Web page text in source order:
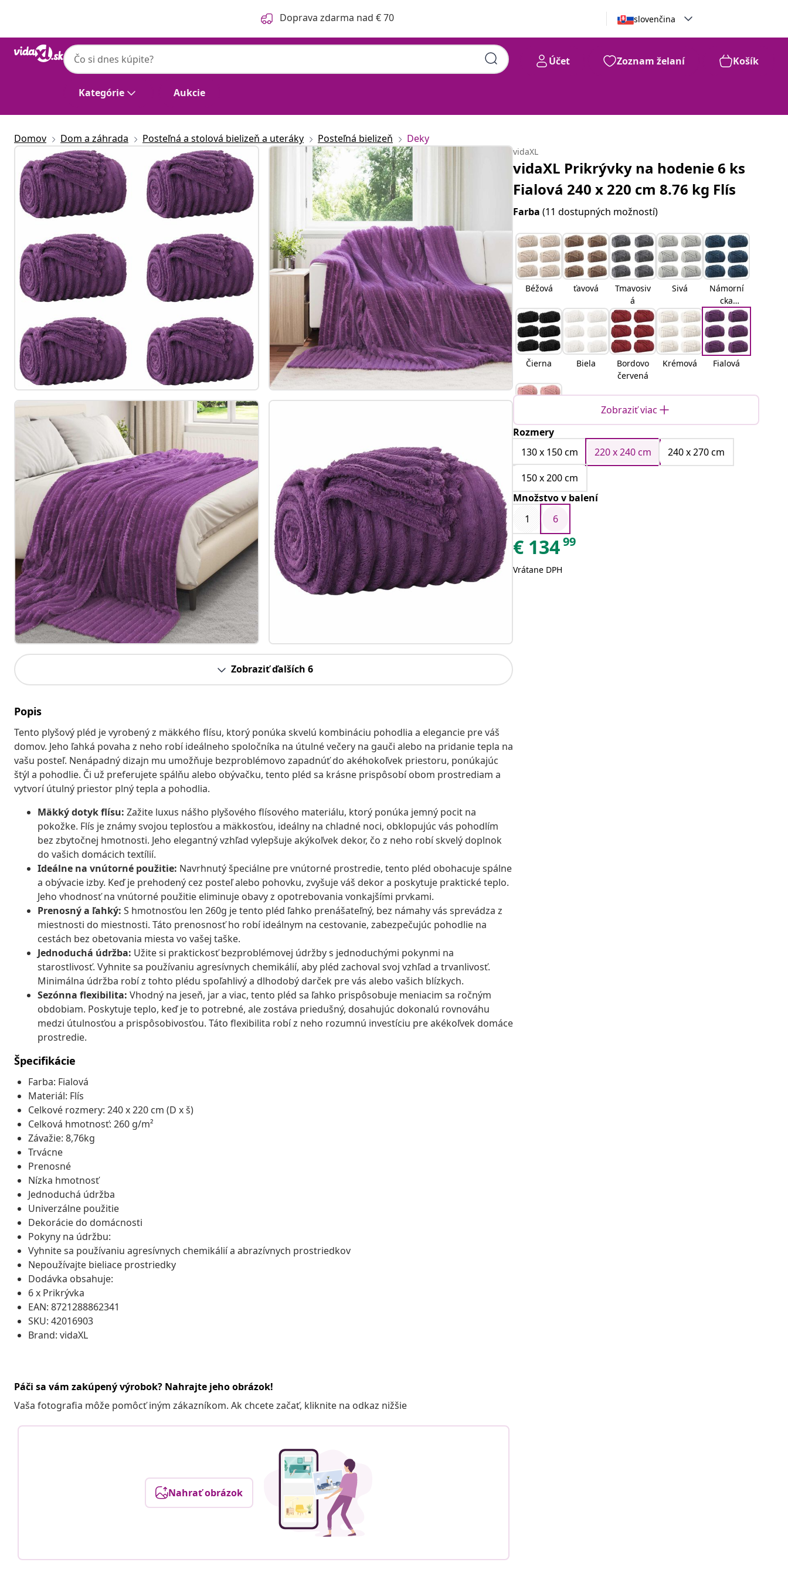
Doprava zdarma nad € 70 slovenčina
Kategórie Aukcie
Účet Zoznam želaní Košík
Domov Dom a záhrada Posteľná a stolová bielizeň a uteráky Posteľná bielizeň Deky
Zobraziť ďalších 6
Popis
Tento plyšový pléd je vyrobený z mäkkého flísu, ktorý ponúka skvelú kombináciu pohodlia a elegancie pre váš
domov. Jeho ľahká povaha z neho robí ideálneho spoločníka na útulné večery na gauči alebo na pridanie tepla na
vašu posteľ. Nenápadný dizajn mu umožňuje bezproblémovo zapadnúť do akéhokoľvek priestoru, ponúkajúc
štýl a pohodlie. Či už preferujete spálňu alebo obývačku, tento pléd sa krásne prispôsobí obom prostrediam a
vytvorí útulný priestor plný tepla a pohodlia.
Mäkký dotyk flísu: Zažite luxus nášho plyšového flísového materiálu, ktorý ponúka jemný pocit na
pokožke. Flís je známy svojou teplosťou a mäkkosťou, ideálny na chladné noci, obklopujúc vás pohodlím
bez zbytočnej hmotnosti. Jeho elegantný vzhľad vylepšuje akýkoľvek dekor, čo z neho robí skvelý doplnok
do vašich domácich textílií.
Ideálne na vnútorné použitie: Navrhnutý špeciálne pre vnútorné prostredie, tento pléd obohacuje spálne
a obývacie izby. Keď je prehodený cez posteľ alebo pohovku, zvyšuje váš dekor a poskytuje praktické teplo.
Jeho vhodnosť na vnútorné použitie eliminuje obavy z opotrebovania vonkajšími prvkami.
Prenosný a ľahký: S hmotnosťou len 260g je tento pléd ľahko prenášateľný, bez námahy vás sprevádza z
miestnosti do miestnosti. Táto prenosnosť ho robí ideálnym na cestovanie, zabezpečujúc pohodlie na
cestách bez obetovania miesta vo vašej taške.
Jednoduchá údržba: Užite si praktickosť bezproblémovej údržby s jednoduchými pokynmi na
starostlivosť. Vyhnite sa používaniu agresívnych chemikálií, aby pléd zachoval svoj vzhľad a trvanlivosť.
Minimálna údržba robí z tohto plédu spoľahlivý a dlhodobý darček pre vás alebo vašich blízkych.
Sezónna flexibilita: Vhodný na jeseň, jar a viac, tento pléd sa ľahko prispôsobuje meniacim sa ročným
obdobiam. Poskytuje teplo, keď je to potrebné, ale zostáva priedušný, dosahujúc dokonalú rovnováhu
medzi útulnosťou a prispôsobivosťou. Táto flexibilita robí z neho rozumnú investíciu pre akékoľvek domáce
prostredie.
Špecifikácie
Farba: Fialová
Materiál: Flís
Celkové rozmery: 240 x 220 cm (D x š)
Celková hmotnosť: 260 g/m²
Závažie: 8,76kg
Trvácne
Prenosné
Nízka hmotnosť
Jednoduchá údržba
Univerzálne použitie
Dekorácie do domácnosti
Pokyny na údržbu:
Vyhnite sa používaniu agresívnych chemikálií a abrazívnych prostriedkov
Nepoužívajte bieliace prostriedky
Dodávka obsahuje:
6 x Prikrývka
EAN: 8721288862341
SKU: 42016903
Brand: vidaXL
Páči sa vám zakúpený výrobok? Nahrajte jeho obrázok!
Vaša fotografia môže pomôcť iným zákazníkom. Ak chcete začať, kliknite na odkaz nižšie
Nahrať obrázok
vidaXL
vidaXL Prikrývky na hodenie 6 ks
Fialová 240 x 220 cm 8.76 kg Flís
Farba(11 dostupných možností)
Béžová ťavová
Tmavosiv
á
Sivá
Námorní
cka
modrá
Čierna Biela
Bordovo
červená
Krémová Fialová
Ružová
Zobraziť viac
Rozmery
130 x 150 cm
220 x 240 cm
240 x 270 cm
150 x 200 cm
Množstvo v balení
1
6
€ 13499
Vrátane DPH